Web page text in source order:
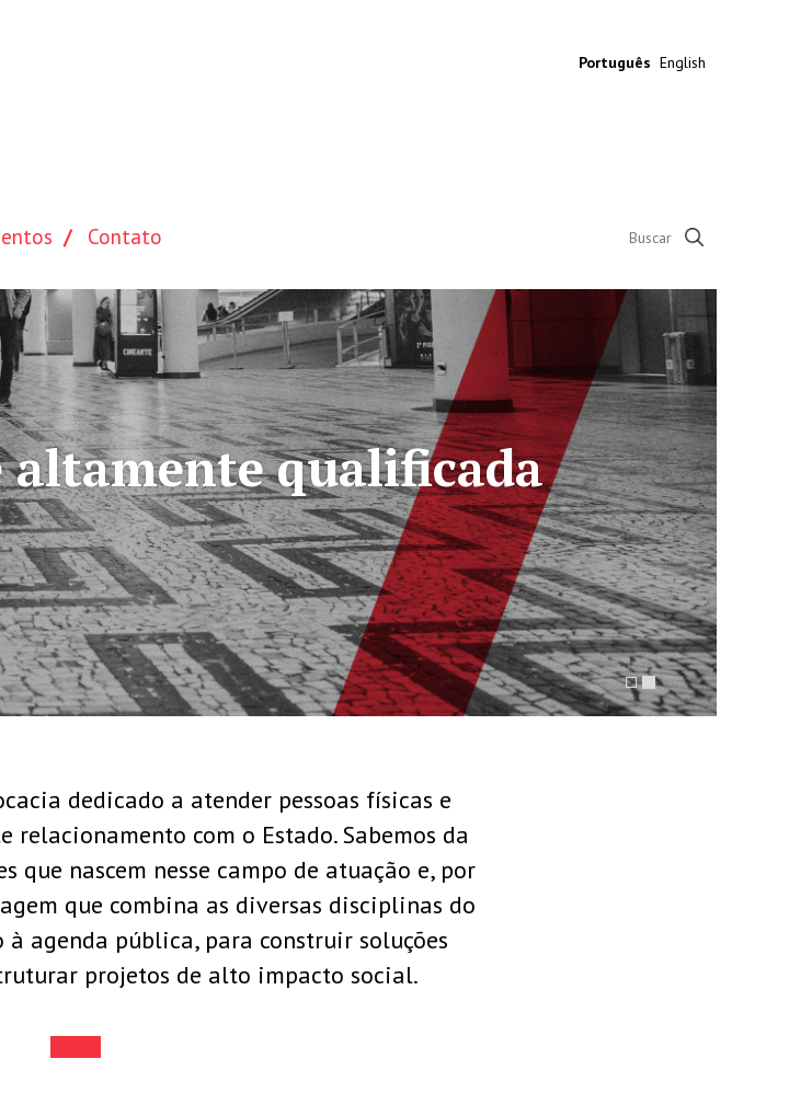
Português English
Contato
Mais de 45 anos em defesa
CONHEÇA NOSSA ATUAÇÃO
dedicado a atender pessoas físicas e
relacionamento com o Estado. Sabemos da
que nascem nesse campo de atuação e, por
que combina as diversas disciplinas do
agenda pública, para construir soluções
projetos de alto impacto social.